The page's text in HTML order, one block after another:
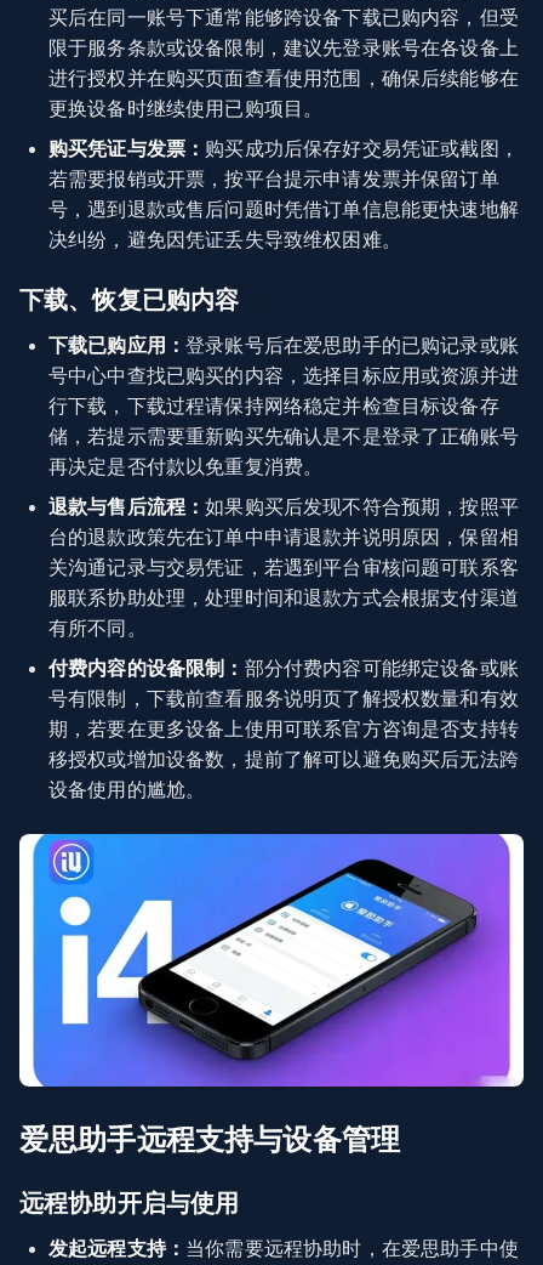
买后在同一账号下通常能够跨设备下载已购内容，但受
限于服务条款或设备限制，建议先登录账号在各设备上
进行授权并在购买页面查看使用范围，确保后续能够在
更换设备时继续使用已购项目。
购买凭证与发票： 购买成功后保存好交易凭证或截图，
若需要报销或开票，按平台提示申请发票并保留订单
号，遇到退款或售后问题时凭借订单信息能更快速地解
决纠纷，避免因凭证丢失导致维权困难。
下载、恢复已购内容
下载已购应用：登录账号后在爱思助手的已购记录或账
号中心中查找已购买的内容，选择目标应用或资源并进
行下载，下载过程请保持网络稳定并检查目标设备存
储，若提示需要重新购买先确认是不是登录了正确账号
再决定是否付款以免重复消费。
退款与售后流程：如果购买后发现不符合预期，按照平
台的退款政策先在订单中申请退款并说明原因，保留相
关沟通记录与交易凭证，若遇到平台审核问题可联系客
服联系协助处理，处理时间和退款方式会根据支付渠道
有所不同。
付费内容的设备限制： 部分付费内容可能绑定设备或账
号有限制，下载前查看服务说明页了解授权数量和有效
期，若要在更多设备上使用可联系官方咨询是否支持转
移授权或增加设备数，提前了解可以避免购买后无法跨
设备使用的尴尬。
爱思助手远程支持与设备管理
远程协助开启与使用
发起远程支持： 当你需要远程协助时，在爱思助手中使